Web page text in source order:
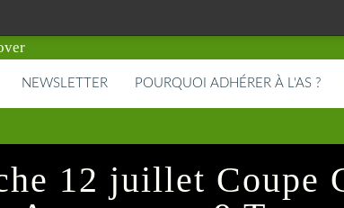
NEWSLETTER POURQUOI ADHÉRER À L'AS ?
12 juillet Coupe